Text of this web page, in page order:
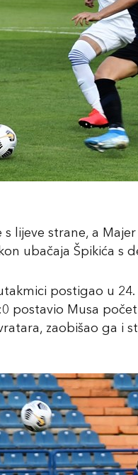
lijeve strane, a
ubačaja Špikića s
postigao u
postavio Musa
zaobišao ga i